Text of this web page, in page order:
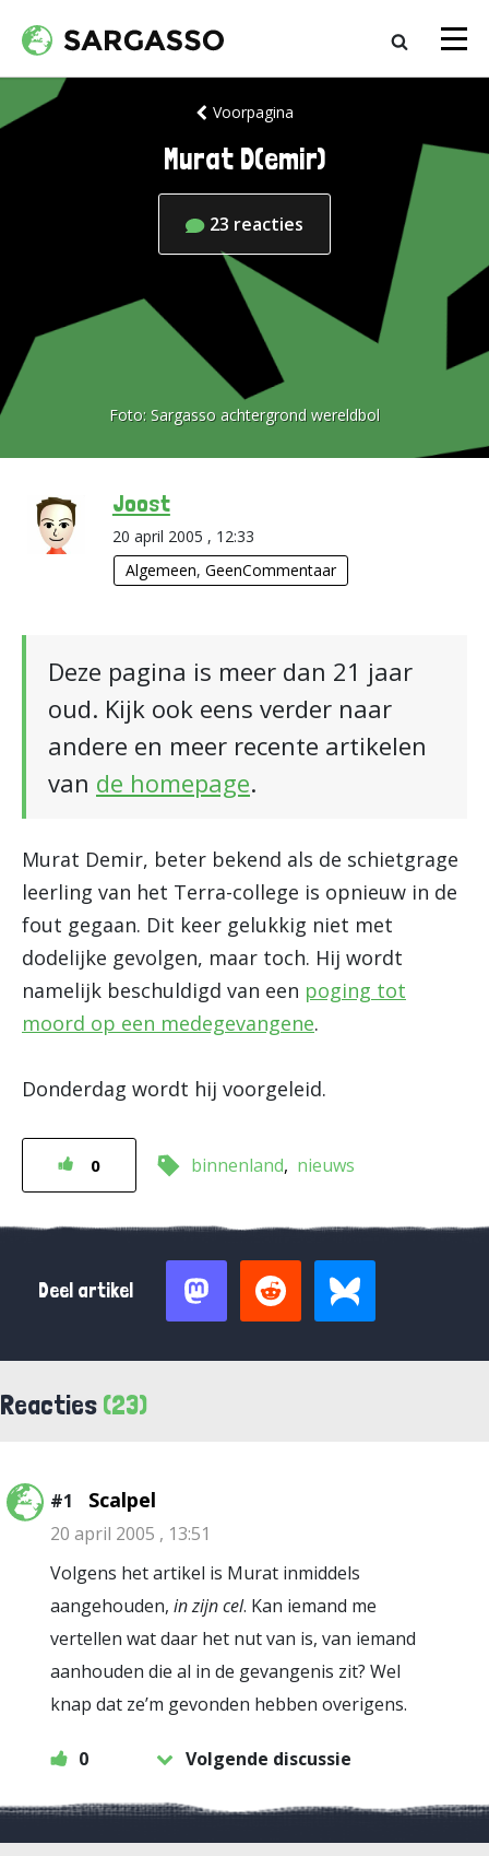
Voorpagina
Murat D(emir)
23 reacties
Foto: Sargasso achtergrond wereldbol
Joost
20 april 2005 , 12:33
Algemeen, GeenCommentaar
Deze pagina is meer dan 21 jaar
oud. Kijk ook eens verder naar
andere en meer recente artikelen
van de homepage.
Murat Demir, beter bekend als de schietgrage
leerling van het Terra-college is opnieuw in de
fout gegaan. Dit keer gelukkig niet met
dodelijke gevolgen, maar toch. Hij wordt
namelijk beschuldigd van een poging tot
moord op een medegevangene.
Donderdag wordt hij voorgeleid.
0 binnenland nieuws
Deel artikel
Reacties (23)
#1 Scalpel
20 april 2005 , 13:51
Volgens het artikel is Murat inmiddels
aangehouden, in zijn cel. Kan iemand me
vertellen wat daar het nut van is, van iemand
aanhouden die al in de gevangenis zit? Wel
knap dat ze’m gevonden hebben overigens.
0 Volgende discussie